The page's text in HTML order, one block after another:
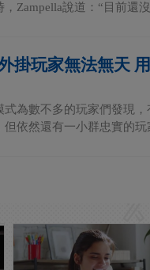
，Zampella說道：“目前還
掛玩家無法無天
式為數不多的玩家們發現
但依然還有一小群忠實的